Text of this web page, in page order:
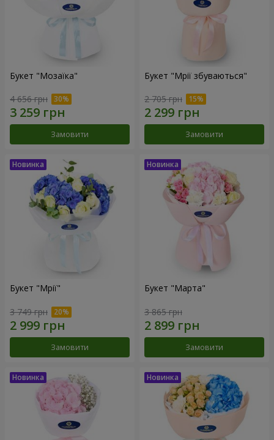
Букет "Мозаїка"
4 656 грн
Замовити
Букет "Мрії збуваються"
2 705 грн
Замовити
Букет "Мрії"
3 749 грн
Замовити
Букет "Марта"
3 865 грн
Замовити